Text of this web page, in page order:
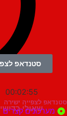
00:02:55
שאולי בדישי
סטנדאפ לצפייה
ישירה
קצרים